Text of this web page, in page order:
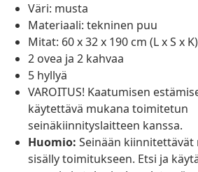
Väri: musta
Materiaali: tekninen puu
Mitat: 60 x 32 x 190 cm (L x S x K)
2 ovea ja 2 kahvaa
5 hyllyä
VAROITUS! Kaatumisen
käytettävä mukana toimitetun
seinäkiinnityslaitteen kanssa.
Huomio: Seinään
sisälly toimitukseen. Etsi ja